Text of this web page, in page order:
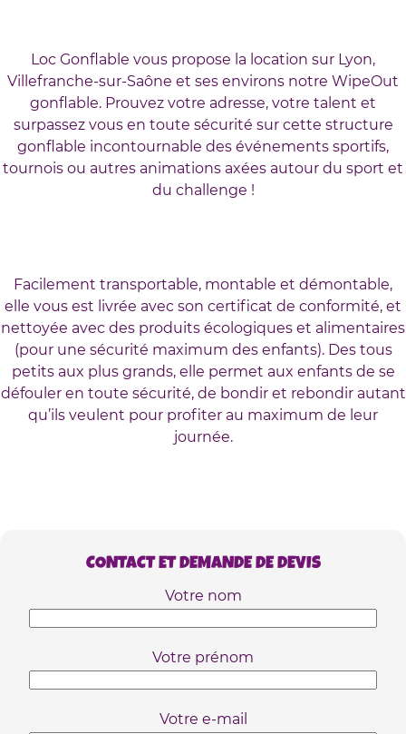
Loc Gonflable vous propose la location sur Lyon,
Villefranche-sur-Saône et ses environs notre WipeOut
gonflable. Prouvez votre adresse, votre talent et
surpassez vous en toute sécurité sur cette structure
gonflable incontournable des événements sportifs,
tournois ou autres animations axées autour du sport et
du challenge !
Facilement transportable, montable et démontable,
elle vous est livrée avec son certificat de conformité, et
nettoyée avec des produits écologiques et alimentaires
(pour une sécurité maximum des enfants). Des tous
petits aux plus grands, elle permet aux enfants de se
défouler en toute sécurité, de bondir et rebondir autant
qu’ils veulent pour profiter au maximum de leur
journée.
CONTACT ET DEMANDE DE DEVIS
Votre nom
Votre prénom
Votre e-mail